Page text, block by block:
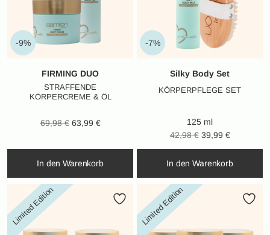
-9%
FIRMING DUO
STRAFFENDE
KÖRPERCREME & ÖL
69,98€ Ursprünglicher
63,99 €Aktueller
In den Warenkorb
-7%
Silky Body Set
KÖRPERPFLEGE SET
125 ml
42,98€ Ursprünglicher
Preis war:
42,98 €
39,99 €Aktueller
Preis ist:
39,99 €.
In den Warenkorb
Limited Edition Limited Edition